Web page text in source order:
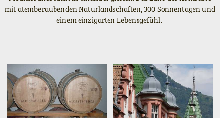
mit atemberaubenden Naturlandschaften, 300 Sonnentagen und
einem einzigarten Lebensgefühl.